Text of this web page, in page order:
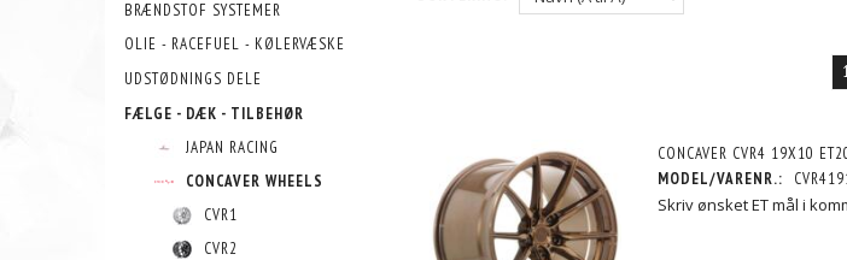
BRÆNDSTOF SYSTEMER
OLIE - RACEFUEL - KØLERVÆSKE
UDSTØDNINGS DELE
FÆLGE - DÆK - TILBEHØR
JAPAN RACING
CONCAVER WHEELS
CVR1
CVR2
CONCAVER CVR4 19X10
MODEL/VARENR.:
Skriv ønsket ET mål i